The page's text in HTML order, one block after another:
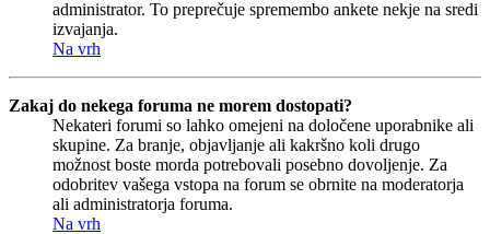
administrator. To preprečuje spremembo ankete nekje na sredi
izvajanja.
Na vrh
Zakaj do nekega foruma ne morem dostopati?
Nekateri forumi so lahko omejeni na določene uporabnike ali
skupine. Za branje, objavljanje ali kakršno koli drugo
možnost boste morda potrebovali posebno dovoljenje. Za
odobritev vašega vstopa na forum se obrnite na moderatorja
ali administratorja foruma.
Na vrh